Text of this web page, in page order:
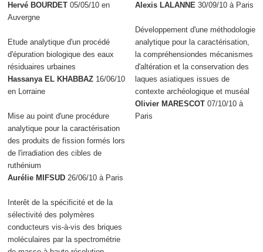
Hervé BOURDET 05/05/10 en
Auvergne
Etude analytique d'un procédé
d'épuration biologique des eaux
résiduaires urbaines
Hassanya EL KHABBAZ 16/06/10
en Lorraine
Mise au point d'une procédure
analytique pour la caractérisation
des produits de fission formés lors
de l'irradiation des cibles de
ruthénium
Aurélie MIFSUD 26/06/10 à Paris
Interêt de la spécificité et de la
sélectivité des polymères
conducteurs vis-à-vis des briques
moléculaires par la spectrométrie
Alexis LALANNE 30/09/10 à Paris
Développement d'une méthodologie
analytique pour la caractérisation,
la compréhensiondes mécanismes
d'altération et la conservation des
laques asiatiques issues de
contexte archéologique et muséal
Olivier MARESCOT 07/10/10 à
Paris